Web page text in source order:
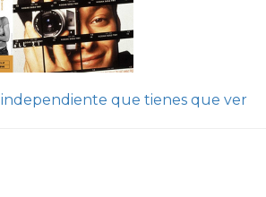
que tienes que ver